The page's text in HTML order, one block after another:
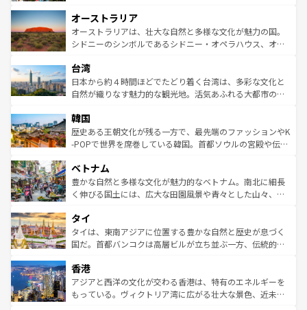
部のニューオーリンズでは、音楽と美食が融合した独特の
文化が魅力。旅行者はアメリカの各地域で異なる魅力を楽
しみながら、その多様性と豊かな歴史を感じることができ
ならではの贅沢な旅のスタイルだ。 なお、新着のアメリカ
情報はコンテンツ一覧を参照してほしい。
ワイ島は見逃せない。また、定番の観光地といえばオアフ
島だが、静かな自然を求めるならマウイ島やカウアイ島が
おすすめ。エメラルドグリーンに輝く海をはじめ、豊かな
れるおもてなしの心で訪れる人々を迎えてくれるハワイの
人々、おいしいローカルフードやハワイアンミュージッ
ク、伝統的なフラダンスなど、すべてがハワイの魅力を彩
ワイを、存分に味わってほしい。 なお、新着のハワイ情報
はコンテンツ一覧を参照してほしい。
オーストラリア
オーストラリアは、壮大な自然と多様な文化が魅力の国。
シドニーのシンボルであるシドニー・オペラハウス、オー
リアリーフや大陸中央部にそびえるウルル（エアーズロッ
ク）、タスマニアの美しい原生林やケアンズの熱帯雨林な
ど、見どころがたくさん。また、カフェやワイン、オージ
いる。アクティビティも充実しており、サーフィンやダイ
ビング、ハイキングなど、アウトドア好きにはたまらな
い。オーストラリアの多彩な魅力を存分に味わいつくそ
参照してほしい。
台湾
日本から約４時間ほどでたどり着く台湾は、多彩な文化と
自然が織りなす魅力的な観光地。活気あふれる大都市の台
ン）、静ひつな山岳地帯である台湾東部など、都市の喧騒
と山間の静けさが共存しており、訪れる人に新しい発見と
驚きをもたらしてくれる。また、奥深い台湾の食文化も魅
容にもいいと評判のスイーツなど、バラエティ豊かな料理
が味わえる。 なお、新着の台湾情報は コンテンツ一覧を参
照してほしい。
韓国
歴史ある王朝文化が残る一方で、最先端のファッションやK
-POPで世界を席巻している韓国。首都ソウルの宮殿や伝統
き、地方に足を延ばせば四季折々の自然美を楽しむことが
できる。そして、キムチや焼肉、絶品のストリートフード
まで、さまざまな韓国料理が待っている。夜には、韓国な
リティに包まれながら、韓国の多彩な魅力を心ゆくまで味
わってみてほしい。 なお、新着の韓国情報はコンテンツ一
覧を参照してほしい。
ベトナム
豊かな自然と多様な文化が魅力的なベトナム。南北に細長
く伸びる国土には、広大な田園風景や青々とした山々、世
急速な発展と共に伝統が息づく。ハノイの古い町並みやホ
ーチミン市のフランス統治時代の建物も、独特の雰囲気を
醸し出している。また、バラエティの豊かさとおいしさで
とつ。フォーやバインミー、ベトナムコーヒーなどは、ぜ
ひ現地で味わいたい。どの地域を訪れてもあたたかい人々
が旅行者を迎えてくれるので、きっと忘れられない旅にな
タイ
タイは、東南アジアに位置する豊かな自然と歴史が息づく
国だ。首都バンコクは高層ビルが立ち並ぶ一方、伝統的な
の活気が交差している。北部ではチェンマイなどの山岳地
帯で自然と触れ合い、南部ではプーケットやクラビの美し
いビーチでリゾート気分を楽しむことができる。タイ料理
香港
アジアと西洋の文化が交わる香港は、特有のエネルギーを
もっている。ヴィクトリア湾に広がる壮大な景色、近未来